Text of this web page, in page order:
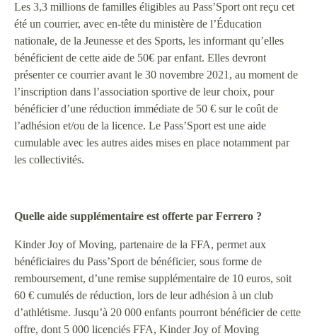
Les 3,3 millions de familles éligibles au Pass’Sport ont reçu cet
été un courrier, avec en-tête du ministère de l’Éducation
nationale, de la Jeunesse et des Sports, les informant qu’elles
bénéficient de cette aide de 50€ par enfant. Elles devront
présenter ce courrier avant le 30 novembre 2021, au moment de
l’inscription dans l’association sportive de leur choix, pour
bénéficier d’une réduction immédiate de 50 € sur le coût de
l’adhésion et/ou de la licence. Le Pass’Sport est une aide
cumulable avec les autres aides mises en place notamment par
les collectivités.
Quelle aide supplémentaire est offerte par Ferrero ?
Kinder Joy of Moving, partenaire de la FFA, permet aux
bénéficiaires du Pass’Sport de bénéficier, sous forme de
remboursement, d’une remise supplémentaire de 10 euros, soit
60 € cumulés de réduction, lors de leur adhésion à un club
d’athlétisme. Jusqu’à 20 000 enfants pourront bénéficier de cette
offre, dont 5 000 licenciés FFA, Kinder Joy of Moving